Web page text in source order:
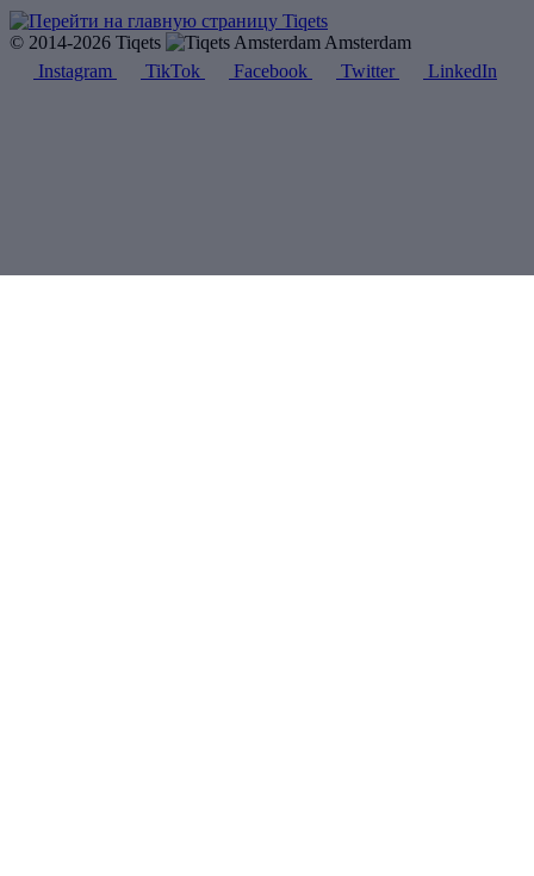
© 2014-2026 Tiqets
Amsterdam
Instagram
TikTok Facebook Twitter LinkedIn